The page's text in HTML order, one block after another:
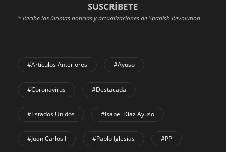
SUSCRÍBETE
* Recibe las últimas noticias y actualizaciones de Spanish Revolution
#Artículos Anteriores #Ayuso
#coronavirus #Destacada
#Estados Unidos #Isabel Díaz Ayuso
#Juan Carlos I #Pablo Iglesias #PP